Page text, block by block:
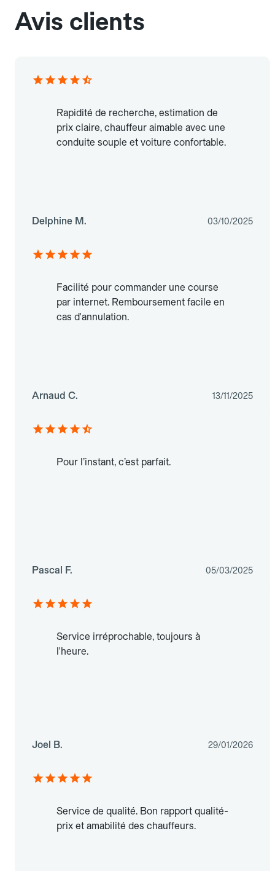
Avis clients
Rapidité de recherche, estimation de
prix claire, chauffeur aimable avec une
conduite souple et voiture confortable.
Delphine M. 03/10/2025
Facilité pour commander une course
par internet. Remboursement facile en
cas d'annulation.
Arnaud C. 13/11/2025
Pour l’instant, c’est parfait.
Pascal F. 05/03/2025
Service irréprochable, toujours à
l'heure.
Joel B. 29/01/2026
Service de qualité. Bon rapport qualité-
prix et amabilité des chauffeurs.